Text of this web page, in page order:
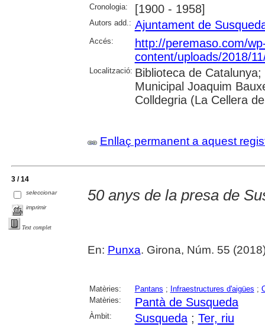
Cronologia: [1900 - 1958]
Autors add.: Ajuntament de
Accés:
http://peremaso.com/
content/uploads/2018/
Localització: Biblioteca de
Municipal Joaquim
Colldegria (La Cellera
Enllaç permanent a aquest
3 / 14
seleccionar
imprimir
Text complet
50 anys de la presa de
En: Punxa. Girona, Núm. 55
Matèries: Pantans ; Infraestructures d'aigües ;
Matèries:
Pantà de Susqueda
Àmbit: Susqueda; Ter, riu